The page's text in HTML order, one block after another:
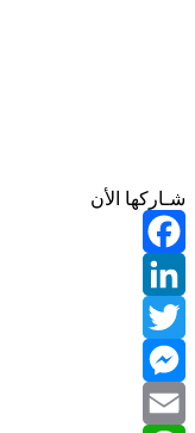
شـاركها الأن
Facebook
LinkedIn
Twitter
Messenger